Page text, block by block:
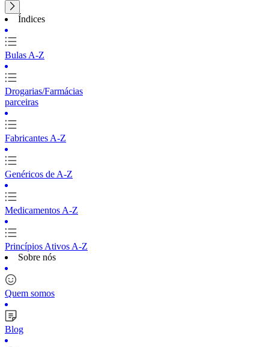
Índices
Bulas A-Z
Drogarias/Farmácias
parceiras
Fabricantes A-Z
Genéricos de A-Z
Medicamentos A-Z
Princípios Ativos A-Z
Sobre nós
Quem somos
Blog